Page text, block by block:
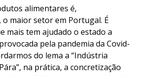
alimentares é,
maior setor em Portugal. É
mais tem ajudado o estado a
pela pandemia da Covid-
do lema a “Indústria
na prática, a concretização